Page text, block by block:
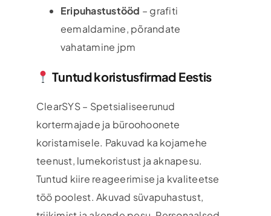
Eripuhastustööd – grafiti
eemaldamine, põrandate
vahatamine jpm
Tuntud koristusfirmad Eestis
ClearSYS – Spetsialiseerunud
kortermajade ja büroohoonete
koristamisele. Pakuvad ka kojamehe
teenust, lumekoristust ja aknapesu.
Tuntud kiire reageerimise ja kvaliteetse
töö poolest. Akuvad süvapuhastust,